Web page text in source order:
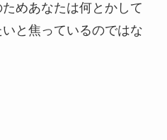
めあなたは何とかして
と焦っているのではな